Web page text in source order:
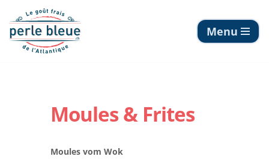
Zum
Inhalt
Menu
Moules & Frites
Moules vom Wok